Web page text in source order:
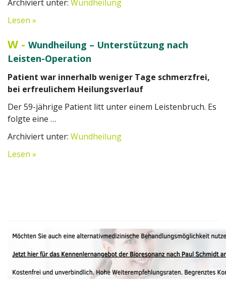
Archiviert unter: Wundheilung
Lesen »
W - Wundheilung – Unterstützung nach
Leisten-Operation
Patient war innerhalb weniger Tage schmerzfrei,
bei erfreulichem Heilungsverlauf
Der 59-jährige Patient litt unter einem Leistenbruch. Es
folgte eine …
Archiviert unter: Wundheilung
Lesen »